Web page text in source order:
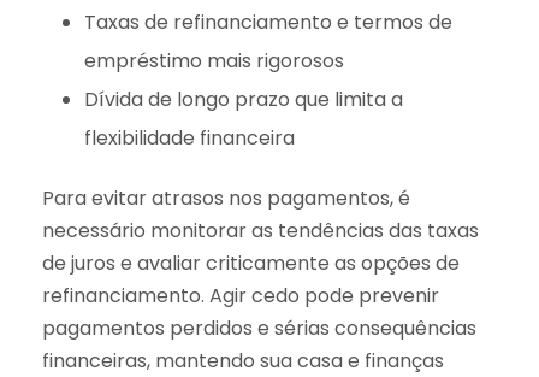
Taxas de refinanciamento e termos de
empréstimo mais rigorosos
Dívida de longo prazo que limita a
flexibilidade financeira
Para evitar atrasos nos pagamentos, é
necessário monitorar as tendências das taxas
de juros e avaliar criticamente as opções de
refinanciamento. Agir cedo pode prevenir
pagamentos perdidos e sérias consequências
financeiras, mantendo sua casa e finanças